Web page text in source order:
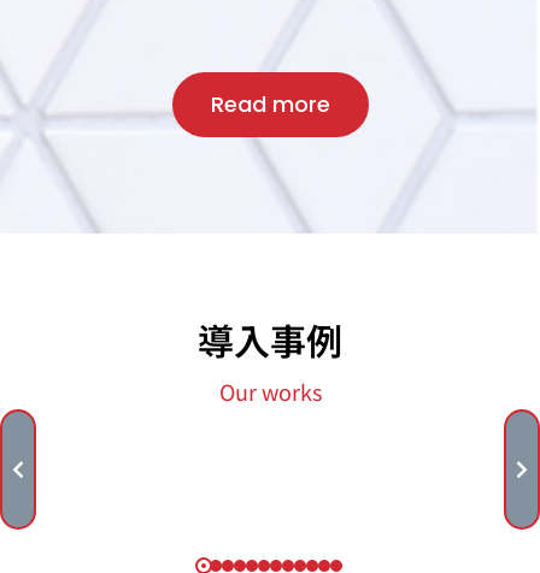
Read more
導入事例
Our works